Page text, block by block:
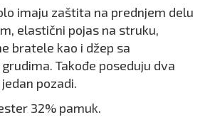
imaju zaštita na prednjem delu
elastični pojas na struku,
bratele kao i džep sa
Takođe poseduju dva
pozadi.
32% pamuk.